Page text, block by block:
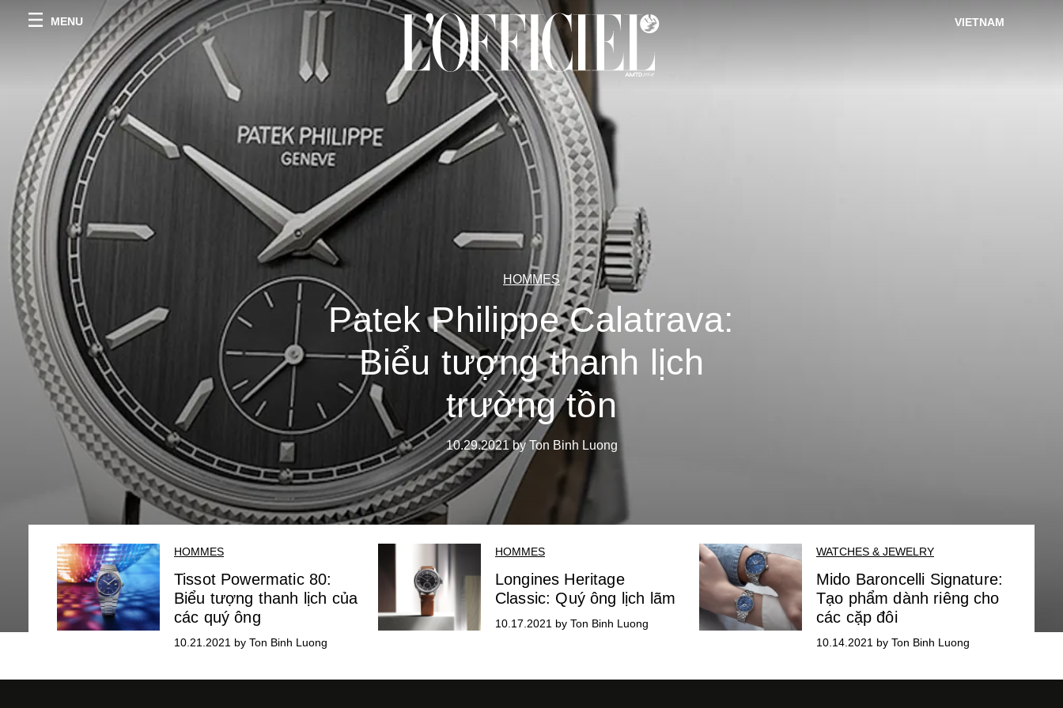
MENU VIETNAM
HOMMES
Patek Philippe Calatrava:
Biểu tượng thanh lịch
trường tồn
10.29.2021 by Ton Binh Luong
HOMMES
Tissot Powermatic 80:
Biểu tượng thanh lịch của
các quý ông
10.21.2021 by Ton Binh Luong
HOMMES
Longines Heritage
Classic: Quý ông lịch lãm
10.17.2021 by Ton Binh Luong
WATCHES & JEWELRY
Mido Baroncelli Signature:
Tạo phẩm dành riêng cho
các cặp đôi
10.14.2021 by Ton Binh Luong